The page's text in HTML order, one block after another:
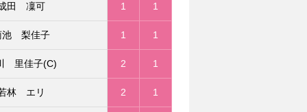
田 凜可 1 1
池 梨佳子 1 1
里佳子(C) 2 1
林 エリ 2 1